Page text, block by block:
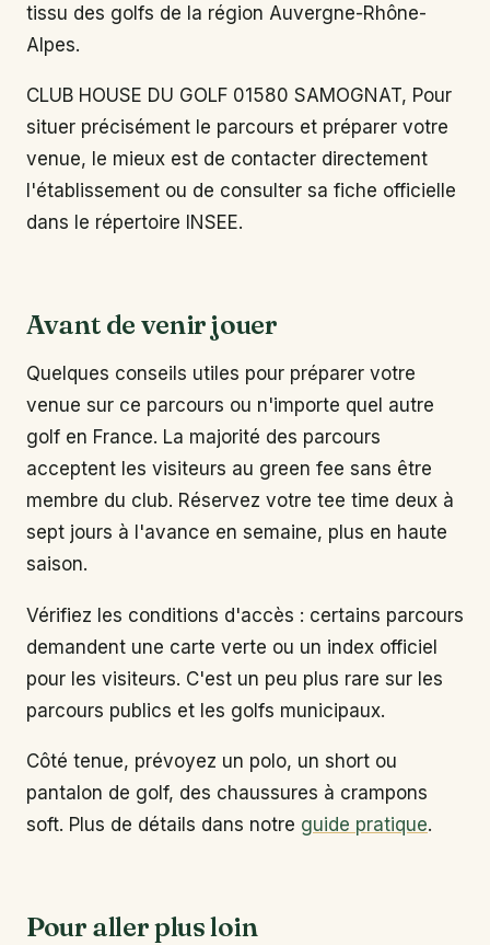
tissu des golfs de la région Auvergne-Rhône-
Alpes.
CLUB HOUSE DU GOLF 01580 SAMOGNAT, Pour
situer précisément le parcours et préparer votre
venue, le mieux est de contacter directement
l'établissement ou de consulter sa fiche officielle
dans le répertoire INSEE.
Avant de venir jouer
Quelques conseils utiles pour préparer votre
venue sur ce parcours ou n'importe quel autre
golf en France. La majorité des parcours
acceptent les visiteurs au green fee sans être
membre du club. Réservez votre tee time deux à
sept jours à l'avance en semaine, plus en haute
saison.
Vérifiez les conditions d'accès : certains parcours
demandent une carte verte ou un index officiel
pour les visiteurs. C'est un peu plus rare sur les
parcours publics et les golfs municipaux.
Côté tenue, prévoyez un polo, un short ou
pantalon de golf, des chaussures à crampons
soft. Plus de détails dans notre guide pratique.
Pour aller plus loin